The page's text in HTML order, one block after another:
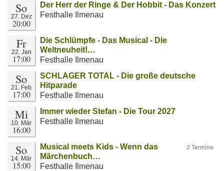
So
27. Dez
20:00
Der Herr der Ringe & Der Hobbit - Das Konzert
Festhalle Ilmenau
Fr
22. Jan
17:00
Die Schlümpfe - Das Musical - Die
Weltneuheit!…
Festhalle Ilmenau
So
21. Feb
17:00
SCHLAGER TOTAL - Die große deutsche
Hitparade
Festhalle Ilmenau
Mi
10. Mär
16:00
Immer wieder Stefan - Die Tour 2027
Festhalle Ilmenau
So
14. Mär
15:00
2 Termine
Musical meets Kids - Wenn das
Märchenbuch…
Festhalle Ilmenau